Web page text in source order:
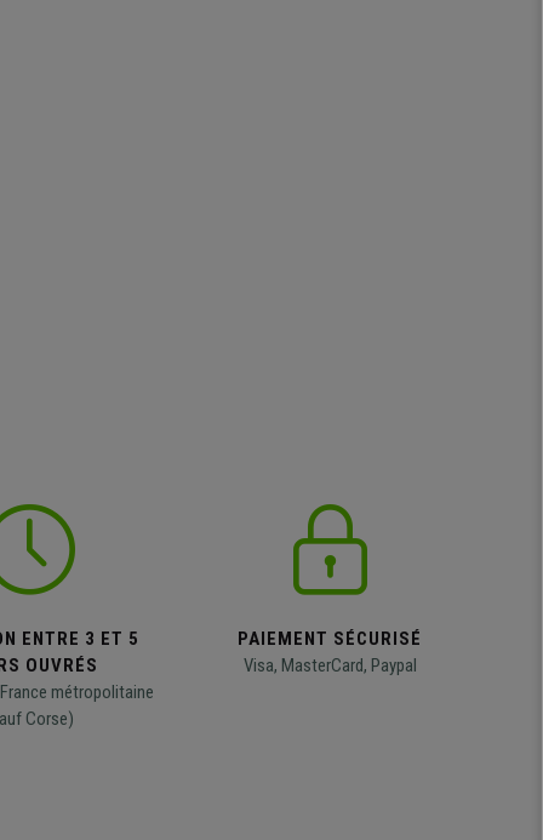
ENTRE 3 ET 5
OUVRÉS
métropolitaine
Corse)
PAIEMENT SÉCURISÉ
Visa, MasterCard, Paypal